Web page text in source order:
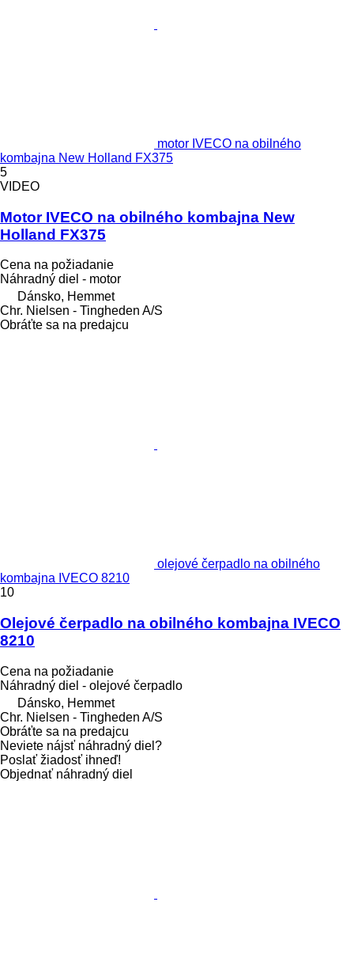
motor IVECO na obilného
kombajna New Holland FX375
5
VIDEO
Motor IVECO na obilného kombajna New
Holland FX375
Cena na požiadanie
Náhradný diel - motor
Dánsko, Hemmet
Chr. Nielsen - Tingheden A/S
Obráťte sa na predajcu
olejové čerpadlo na obilného
kombajna IVECO 8210
10
Olejové čerpadlo na obilného kombajna IVECO
8210
Cena na požiadanie
Náhradný diel - olejové čerpadlo
Dánsko, Hemmet
Chr. Nielsen - Tingheden A/S
Obráťte sa na predajcu
Neviete nájsť náhradný diel?
Poslať žiadosť ihneď!
Objednať náhradný diel